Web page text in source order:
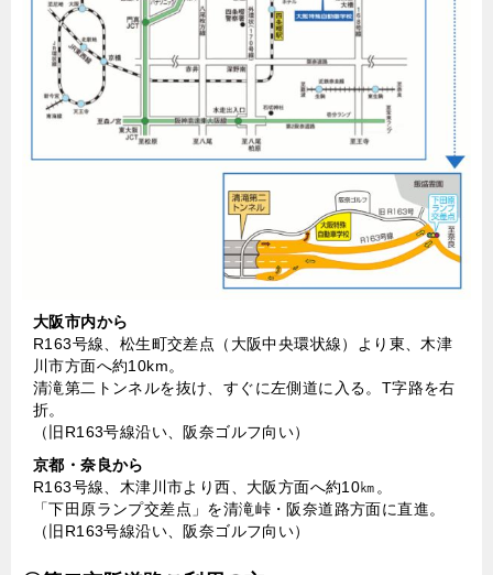
大阪市内から
R163号線、松生町交差点（大阪中央環状線）より東、木津
川市方面へ約10km。
清滝第二トンネルを抜け、すぐに左側道に入る。T字路を右
折。
（旧R163号線沿い、阪奈ゴルフ向い）
京都・奈良から
R163号線、木津川市より西、大阪方面へ約10㎞。
「下田原ランプ交差点」を清滝峠・阪奈道路方面に直進。
（旧R163号線沿い、阪奈ゴルフ向い）